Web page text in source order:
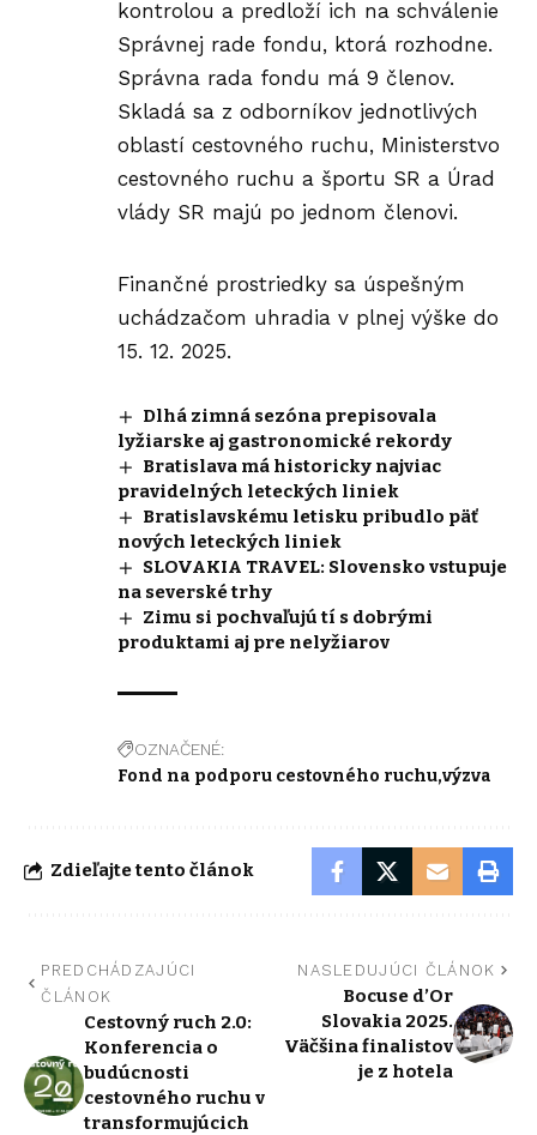
kontrolou a predloží ich na schválenie
Správnej rade fondu, ktorá rozhodne.
Správna rada fondu má 9 členov.
Skladá sa z odborníkov jednotlivých
oblastí cestovného ruchu, Ministerstvo
cestovného ruchu a športu SR a Úrad
vlády SR majú po jednom členovi.
Finančné prostriedky sa úspešným
uchádzačom uhradia v plnej výške do
15. 12. 2025.
Dlhá zimná sezóna prepisovala
lyžiarske aj gastronomické rekordy
Bratislava má historicky najviac
pravidelných leteckých liniek
Bratislavskému letisku pribudlo päť
nových leteckých liniek
SLOVAKIA TRAVEL: Slovensko vstupuje
na severské trhy
Zimu si pochvaľujú tí s dobrými
produktami aj pre nelyžiarov
OZNAČENÉ:
Fond na podporu cestovného ruchu výzva
Zdieľajte tento článok
PREDCHÁDZAJÚCI
ČLÁNOK
Cestovný ruch 2.0:
Konferencia o
budúcnosti
cestovného ruchu v
transformujúcich
NASLEDUJÚCI ČLÁNOK
Bocuse d’Or
Slovakia 2025.
Väčšina finalistov
je z hotela